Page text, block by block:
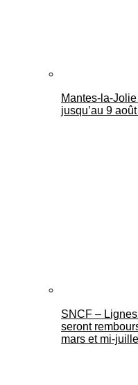
Mantes-la-
jusqu’au 9
SNCF –
seront
mars et mi-